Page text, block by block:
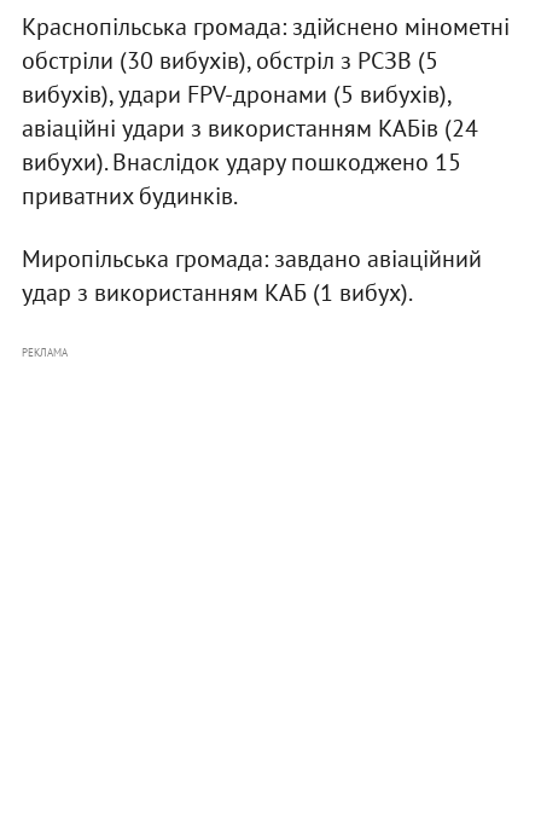
Краснопільська громада: здійснено мінометні
обстріли (30 вибухів), обстріл з РСЗВ (5
вибухів), удари FPV-дронами (5 вибухів),
авіаційні удари з використанням КАБів (24
вибухи). Внаслідок удару пошкоджено 15
приватних будинків.
Миропільська громада: завдано авіаційний
удар з використанням КАБ (1 вибух).
РЕКЛАМА